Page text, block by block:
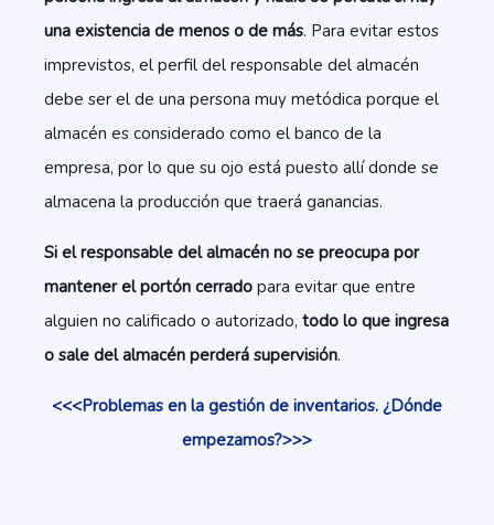
una existencia de menos o de más. Para evitar estos
imprevistos, el perfil del responsable del almacén
debe ser el de una persona muy metódica porque el
almacén es considerado como el banco de la
empresa, por lo que su ojo está puesto allí donde se
almacena la producción que traerá ganancias.
Si el responsable del almacén no se preocupa por
mantener el portón cerrado para evitar que entre
alguien no calificado o autorizado, todo lo que ingresa
o sale del almacén perderá supervisión.
<<<Problemas en la gestión de inventarios. ¿Dónde
empezamos?>>>